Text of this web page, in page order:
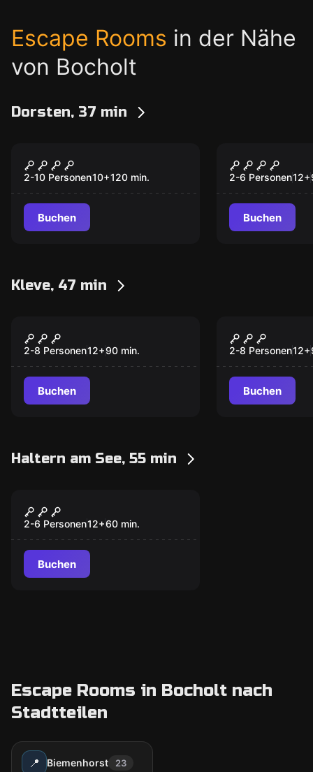
Escape Rooms in der Nähe
von Bocholt
Dorsten, 37 min
Auroras magischer
Würfel
2-10 Personen10+120 min.
Buchen
DIE
DUNKLEN
2-6 Personen12+
Buchen
Kleve, 47 min
DIE SUCHE NACH
AVALON
2-8 Personen12+90 min.
Buchen
DIE
GRUFT
2-8 Personen12+
Buchen
Haltern am See, 55 min
Neu
Carpe Noctem: Flucht
aus Aliso
2-6 Personen12+60 min.
Buchen
Escape Rooms in Bocholt nach
Stadtteilen
📍 Biemenhorst 23